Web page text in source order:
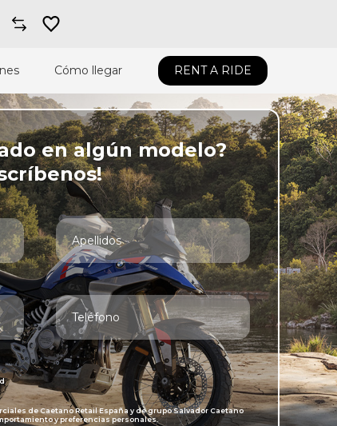
Cómo llegar RENT A RIDE
en algún modelo?
de Caetano Retail España y de grupo Salvador Caetano
y preferencias personales.